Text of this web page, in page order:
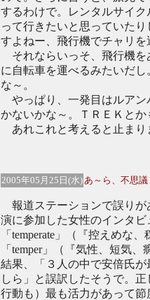
するわけで。レンタルサイ
って行きたいと思っていた
すよねー、飛行機でチャリを
それならいっそ、飛行機を
に自転車を運べるみたいだ
な～。
やっぱり、一発目はルアン
かないかな～。ＴＲＥＫと
あれこれと考えると止まり
2005年05月25日(水)あ～ら、不思議
報道ステーションで誤りが
演に参加した女性のインタ
「temperate」（『控えめな
「temper」（『気性、短気
結果、「３人の中で安倍氏
しら」と誤訳したそうで。
行動も）最も活力があって